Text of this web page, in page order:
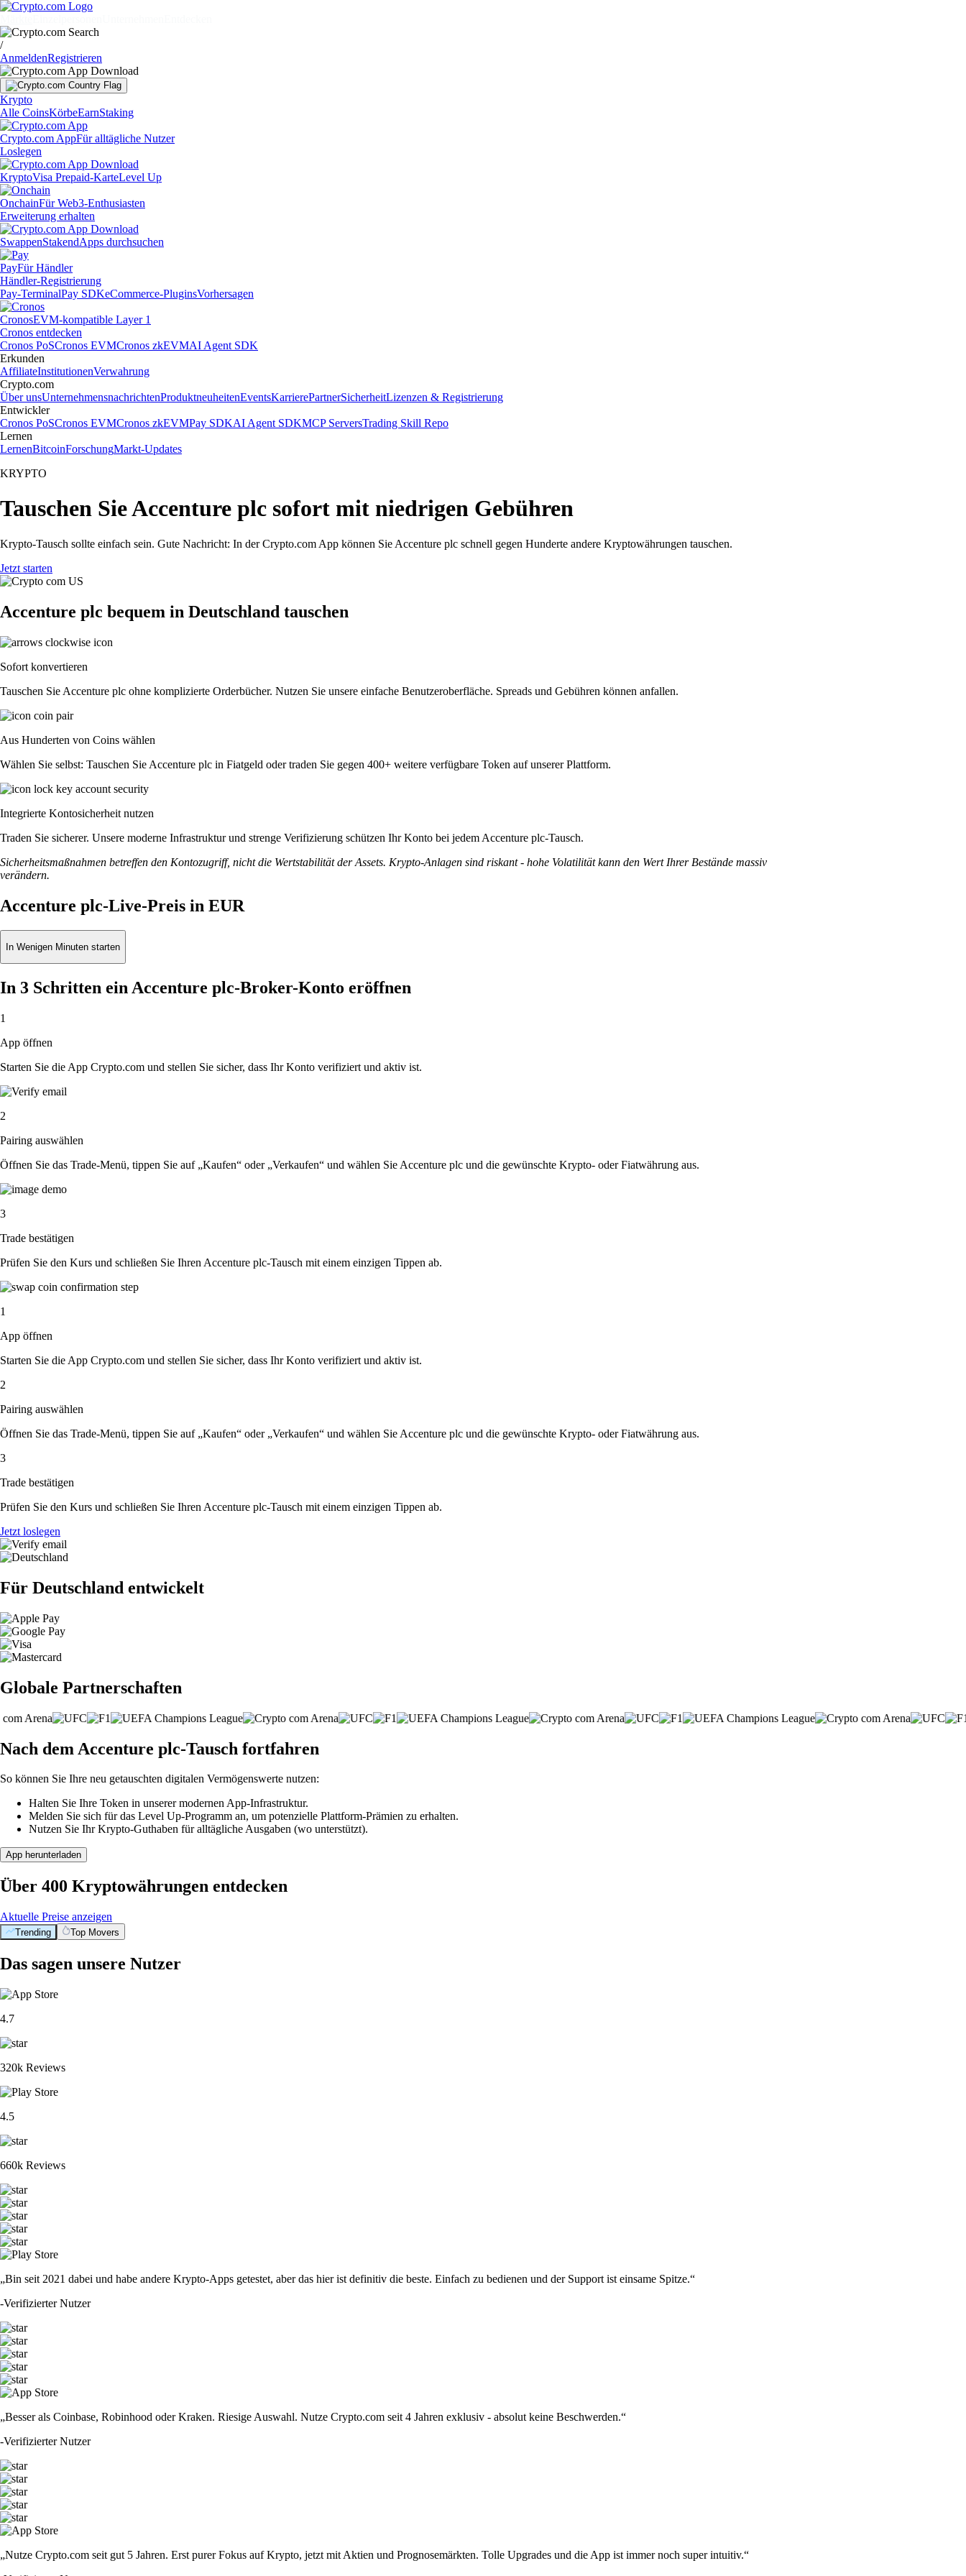
/
AnmeldenRegistrieren
Krypto
Alle CoinsKörbeEarnStaking
Crypto.com AppFür alltägliche Nutzer
Loslegen
KryptoVisa Prepaid-KarteLevel Up
OnchainFür Web3-Enthusiasten
Erweiterung erhalten
SwappenStakendApps durchsuchen
PayFür Händler
Händler-Registrierung
Pay-TerminalPay SDKeCommerce-PluginsVorhersagen
CronosEVM-kompatible Layer 1
Cronos entdecken
Cronos PoSCronos EVMCronos zkEVMAI Agent SDK
Erkunden
AffiliateInstitutionenVerwahrung
Crypto.com
Über unsUnternehmensnachrichtenProduktneuheitenEventsKarrierePartnerSicherheitLizenzen & Registrierung
Entwickler
Cronos PoSCronos EVMCronos zkEVMPay SDKAI Agent SDKMCP ServersTrading Skill Repo
Lernen
LernenBitcoinForschungMarkt-Updates
KRYPTO
Tauschen Sie Accenture plc sofort mit niedrigen Gebühren
Krypto-Tausch sollte einfach sein. Gute Nachricht: In der Crypto.com App können Sie Accenture plc schnell gegen Hunderte andere Kryptowährungen tauschen.
Jetzt starten
Accenture plc bequem in Deutschland tauschen
Sofort konvertieren
Tauschen Sie Accenture plc ohne komplizierte Orderbücher. Nutzen Sie unsere einfache Benutzeroberfläche. Spreads und Gebühren können anfallen.
Aus Hunderten von Coins wählen
Wählen Sie selbst: Tauschen Sie Accenture plc in Fiatgeld oder traden Sie gegen 400+ weitere verfügbare Token auf unserer Plattform.
Integrierte Kontosicherheit nutzen
Traden Sie sicherer. Unsere moderne Infrastruktur und strenge Verifizierung schützen Ihr Konto bei jedem Accenture plc-Tausch.
Sicherheitsmaßnahmen betreffen den Kontozugriff, nicht die Wertstabilität der Assets. Krypto-Anlagen sind riskant - hohe Volatilität kann den Wert Ihrer Bestände massiv
verändern.
Accenture plc-Live-Preis in EUR
In Wenigen Minuten starten
In 3 Schritten ein Accenture plc-Broker-Konto eröffnen
1
App öffnen
Starten Sie die App Crypto.com und stellen Sie sicher, dass Ihr Konto verifiziert und aktiv ist.
2
Pairing auswählen
Öffnen Sie das Trade-Menü, tippen Sie auf „Kaufen“ oder „Verkaufen“ und wählen Sie Accenture plc und die gewünschte Krypto- oder Fiatwährung aus.
3
Trade bestätigen
Prüfen Sie den Kurs und schließen Sie Ihren Accenture plc-Tausch mit einem einzigen Tippen ab.
1
App öffnen
Starten Sie die App Crypto.com und stellen Sie sicher, dass Ihr Konto verifiziert und aktiv ist.
2
Pairing auswählen
Öffnen Sie das Trade-Menü, tippen Sie auf „Kaufen“ oder „Verkaufen“ und wählen Sie Accenture plc und die gewünschte Krypto- oder Fiatwährung aus.
3
Trade bestätigen
Prüfen Sie den Kurs und schließen Sie Ihren Accenture plc-Tausch mit einem einzigen Tippen ab.
Jetzt loslegen
Für Deutschland entwickelt
Globale Partnerschaften
Nach dem Accenture plc-Tausch fortfahren
So können Sie Ihre neu getauschten digitalen Vermögenswerte nutzen:
Halten Sie Ihre Token in unserer modernen App-Infrastruktur.
Melden Sie sich für das Level Up-Programm an, um potenzielle Plattform-Prämien zu erhalten.
Nutzen Sie Ihr Krypto-Guthaben für alltägliche Ausgaben (wo unterstützt).
App herunterladen
Über 400 Kryptowährungen entdecken
Aktuelle Preise anzeigen
Trending Top Movers
Das sagen unsere Nutzer
4.7
320k Reviews
4.5
660k Reviews
„Bin seit 2021 dabei und habe andere Krypto-Apps getestet, aber das hier ist definitiv die beste. Einfach zu bedienen und der Support ist einsame Spitze.“
-Verifizierter Nutzer
„Besser als Coinbase, Robinhood oder Kraken. Riesige Auswahl. Nutze Crypto.com seit 4 Jahren exklusiv - absolut keine Beschwerden.“
-Verifizierter Nutzer
„Nutze Crypto.com seit gut 5 Jahren. Erst purer Fokus auf Krypto, jetzt mit Aktien und Prognosemärkten. Tolle Upgrades und die App ist immer noch super intuitiv.“